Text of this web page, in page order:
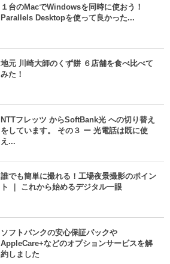
１台のMacでWindowsを同時に使おう！
Parallels Desktopを使って良かった...
地元 川崎大師のくず餅 ６店舗を食べ比べて
みた！
NTTフレッツ からSoftBank光 への切り替え
をしています。 その３ ー 光電話は既に使
え...
誰でも簡単に撮れる！工場夜景撮影のポイン
ト ｜ これから始めるデジタル一眼
ソフトバンクの安心保証パックや
AppleCare+などのオプションサービスを解
約しました